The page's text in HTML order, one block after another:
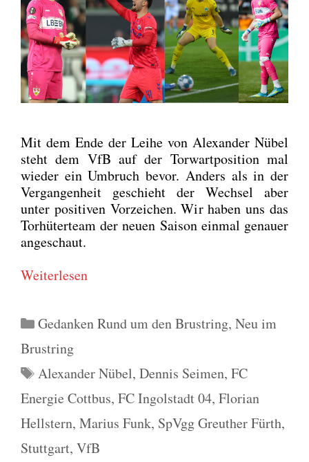
Mit dem Ende der Lei­he von Alex­an­der Nübel
steht dem VfB auf der Tor­wart­po­si­ti­on mal
wie­der ein Umbruch bevor. Anders als in der
Ver­gan­gen­heit geschieht der Wech­sel aber
unter posi­ti­ven Vor­zei­chen. Wir haben uns das
Tor­hü­ter­team der neu­en Sai­son ein­mal genau­er
ange­schaut.
Wei­ter­le­sen
Kategorien
Gedanken Rund um den Brustring, Neu im
Brustring
Schlagwörter
Alexander Nübel, Dennis Seimen, FC
Energie Cottbus, FC Ingolstadt 04, Florian
Hellstern, Marius Funk, SpVgg Greuther Fürth,
Stuttgart, VfB